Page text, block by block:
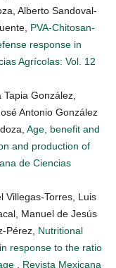
Alberto Sandoval-
PVA-Chitosan-
response in
Agrícolas: Vol. 12
González,
Antonio González
Age, benefit and
and production of
de Ciencias
Villegas-Torres, Luis
Manuel de Jesús
Pérez, Nutritional
response to the ratio
Revista Mexicana